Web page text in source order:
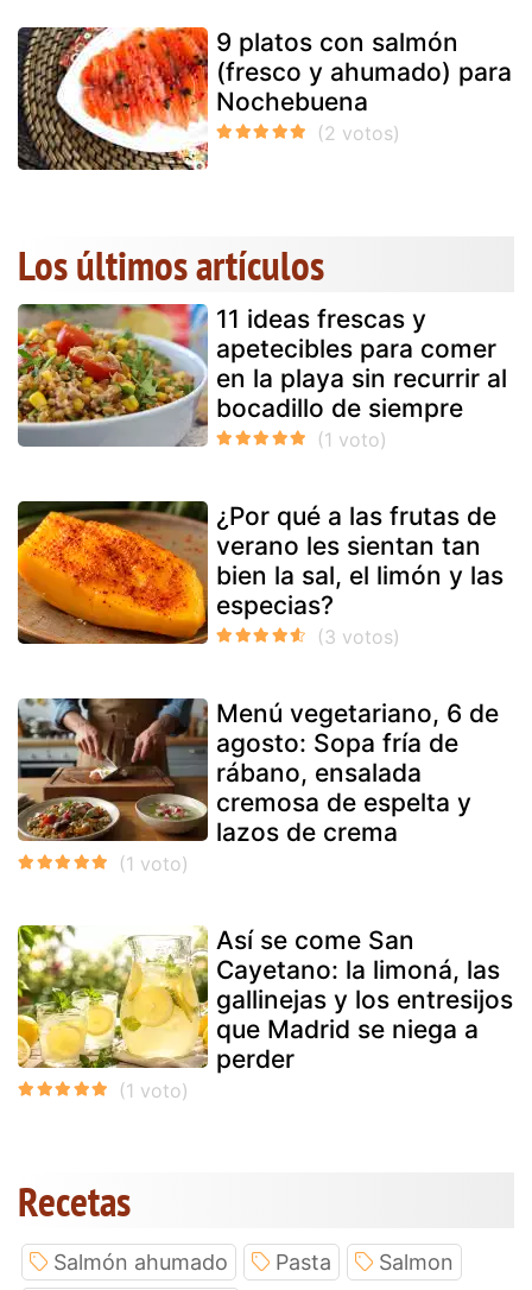
9 platos con salmón
(fresco y ahumado) para
Nochebuena
Los últimos artículos
11 ideas frescas y
apetecibles para comer
en la playa sin recurrir al
bocadillo de siempre
¿Por qué a las frutas de
verano les sientan tan
bien la sal, el limón y las
especias?
Menú vegetariano, 6 de
agosto: Sopa fría de
rábano, ensalada
cremosa de espelta y
lazos de crema
Así se come San
Cayetano: la limoná, las
gallinejas y los entresijos
que Madrid se niega a
perder
Recetas
Salmón ahumado Pasta
Salmon